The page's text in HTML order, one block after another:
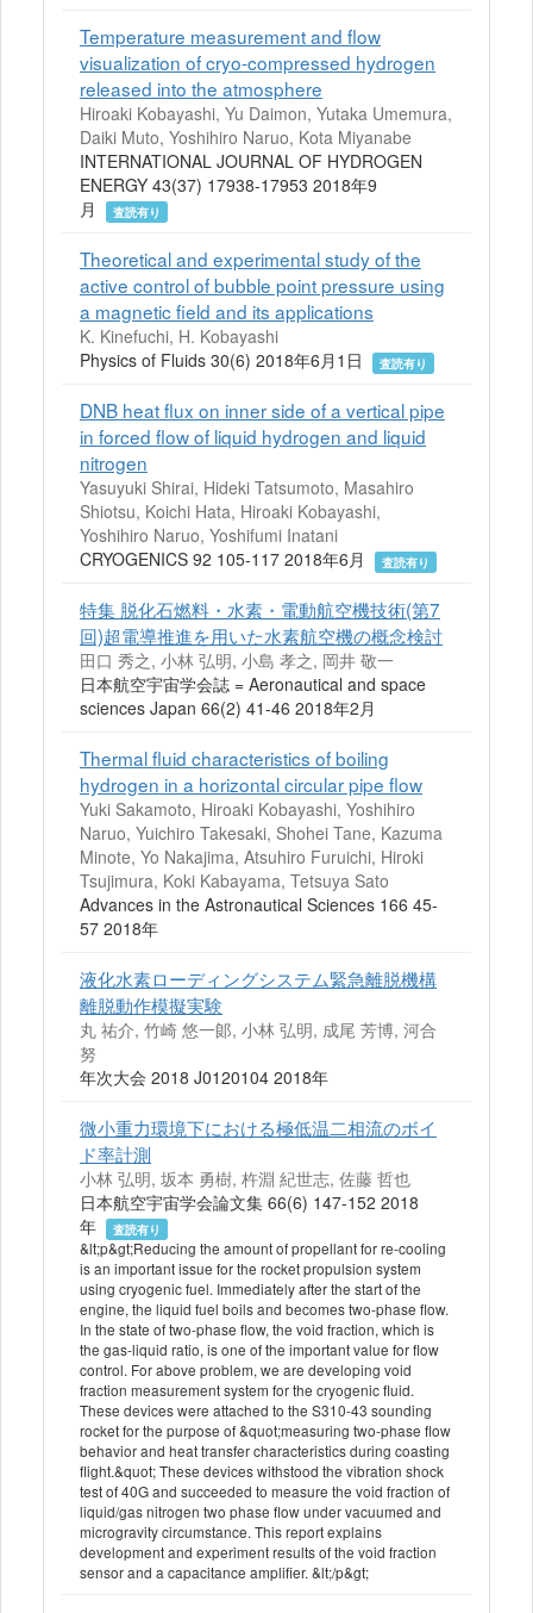
Temperature measurement and flow
visualization of cryo-compressed hydrogen
released into the atmosphere
Hiroaki Kobayashi, Yu Daimon, Yutaka Umemura,
Daiki Muto, Yoshihiro Naruo, Kota Miyanabe
INTERNATIONAL JOURNAL OF HYDROGEN
ENERGY 43(37) 17938-17953 2018年9
月
査読有り
Theoretical and experimental study of the
active control of bubble point pressure using
a magnetic field and its applications
K. Kinefuchi, H. Kobayashi
Physics of Fluids 30(6) 2018年6月1日
査読有り
DNB heat flux on inner side of a vertical pipe
in forced flow of liquid hydrogen and liquid
nitrogen
Yasuyuki Shirai, Hideki Tatsumoto, Masahiro
Shiotsu, Koichi Hata, Hiroaki Kobayashi,
Yoshihiro Naruo, Yoshifumi Inatani
CRYOGENICS 92 105-117 2018年6月
査読有り
特集 脱化石燃料・水素・電動航空機技術(第7
回)超電導推進を用いた水素航空機の概念検討
田口 秀之, 小林 弘明, 小島 孝之, 岡井 敬一
日本航空宇宙学会誌 = Aeronautical and space
sciences Japan 66(2) 41-46 2018年2月
Thermal fluid characteristics of boiling
hydrogen in a horizontal circular pipe flow
Yuki Sakamoto, Hiroaki Kobayashi, Yoshihiro
Naruo, Yuichiro Takesaki, Shohei Tane, Kazuma
Minote, Yo Nakajima, Atsuhiro Furuichi, Hiroki
Tsujimura, Koki Kabayama, Tetsuya Sato
Advances in the Astronautical Sciences 166 45-
57 2018年
液化水素ローディングシステム緊急離脱機構
離脱動作模擬実験
丸 祐介, 竹崎 悠一郞, 小林 弘明, 成尾 芳博, 河合
努
年次大会 2018 J0120104 2018年
微小重力環境下における極低温二相流のボイ
ド率計測
小林 弘明, 坂本 勇樹, 杵淵 紀世志, 佐藤 哲也
日本航空宇宙学会論文集 66(6) 147-152 2018
年
査読有り
&lt;p&gt;Reducing the amount of propellant for re-cooling
is an important issue for the rocket propulsion system
using cryogenic fuel. Immediately after the start of the
engine, the liquid fuel boils and becomes two-phase flow.
In the state of two-phase flow, the void fraction, which is
the gas-liquid ratio, is one of the important value for flow
control. For above problem, we are developing void
fraction measurement system for the cryogenic fluid.
These devices were attached to the S310-43 sounding
rocket for the purpose of &quot;measuring two-phase flow
behavior and heat transfer characteristics during coasting
flight.&quot; These devices withstood the vibration shock
test of 40G and succeeded to measure the void fraction of
liquid/gas nitrogen two phase flow under vacuumed and
microgravity circumstance. This report explains
development and experiment results of the void fraction
sensor and a capacitance amplifier. &lt;/p&gt;